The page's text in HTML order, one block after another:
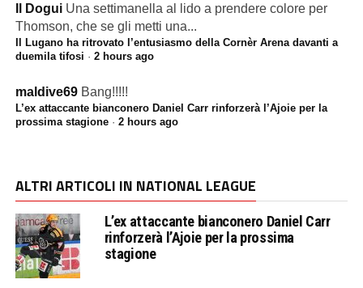
Il Dogui Una settimanella al lido a prendere colore per
Thomson, che se gli metti una...
Il Lugano ha ritrovato l’entusiasmo della Cornèr Arena davanti a
duemila tifosi · 2 hours ago
maldive69 Bang!!!!!
L’ex attaccante bianconero Daniel Carr rinforzerà l’Ajoie per la
prossima stagione· 2 hours ago
ALTRI ARTICOLI IN NATIONAL LEAGUE
L’ex attaccante bianconero Daniel Carr
rinforzerà l’Ajoie per la prossima
stagione